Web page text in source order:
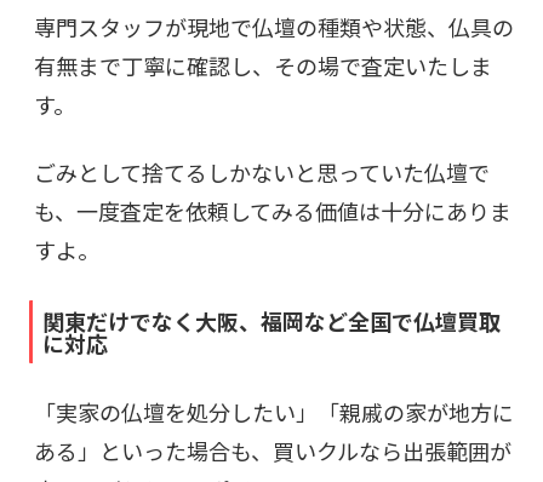
専門スタッフが現地で仏壇の種類や状態、仏具の
有無まで丁寧に確認し、その場で査定いたしま
す。
ごみとして捨てるしかないと思っていた仏壇で
も、一度査定を依頼してみる価値は十分にありま
すよ。
関東だけでなく大阪、福岡など全国で仏壇買取
に対応
「実家の仏壇を処分したい」「親戚の家が地方に
ある」といった場合も、買いクルなら出張範囲が